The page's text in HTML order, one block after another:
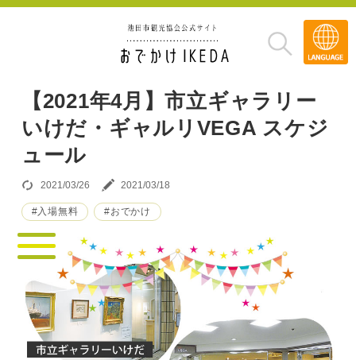
【2021年4月】市立ギャラリー
いけだ・ギャルリVEGA スケジ
ュール
2021/03/26 2021/03/18
#入場無料 #おでかけ
»